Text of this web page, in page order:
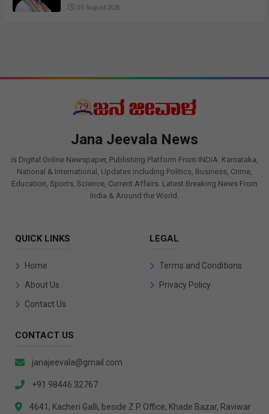
05 August 2026
Jana Jeevala News
is Digital Online Newspaper, Publishing Platform From INDIA. Karnataka,
National & International, Updates including Politics, Business, Crime,
Education, Sports, Science, Current Affairs. Latest Breaking News From
India & Around the World.
QUICK LINKS
Home
About Us
Contact Us
LEGAL
Terms and Conditions
Privacy Policy
CONTACT US
janajeevala@gmail.com
+91 98446 32767
4641, Kacheri Galli, beside Z P Office, Khade Bazar, Raviwar